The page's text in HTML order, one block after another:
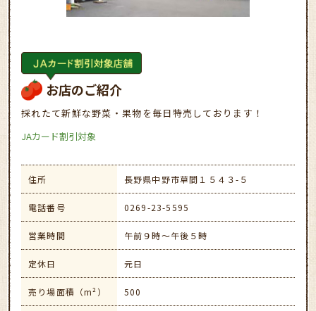
お店のご紹介
採れたて新鮮な野菜・果物を毎日特売しております！
JAカード割引対象
住所 長野県中野市草間１５４３-５
電話番号 0269-23-5595
営業時間 午前９時～午後５時
定休日 元日
売り場面積（m²） 500